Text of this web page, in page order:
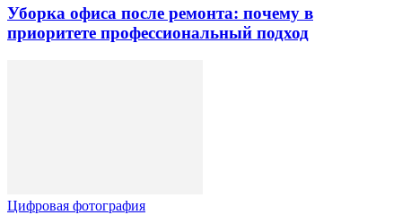
Уборка офиса после ремонта: почему в
приоритете профессиональный подход
Цифровая фотография